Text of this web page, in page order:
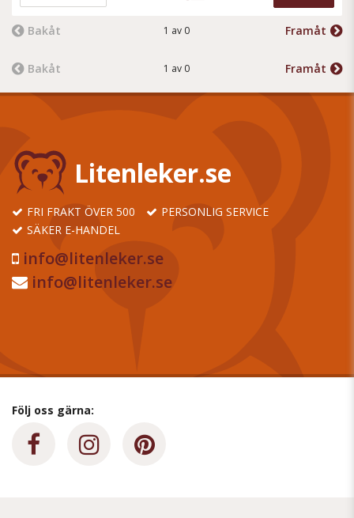
Bakåt 1 av 0 Framåt
Bakåt 1 av 0 Framåt
Litenleker.se
FRI FRAKT ÖVER 500
PERSONLIG SERVICE
SÄKER E-HANDEL
info@litenleker.se
info@litenleker.se
Följ oss gärna: